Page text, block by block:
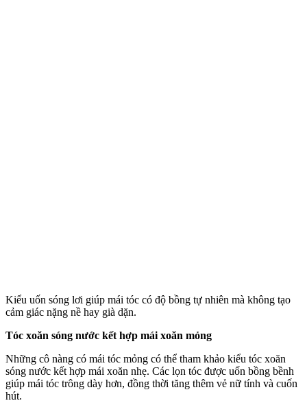
Kiểu uốn sóng lơi giúp mái tóc có độ bồng tự nhiên mà không tạo
cảm giác nặng nề hay già dặn.
Tóc xoăn sóng nước kết hợp mái xoăn mỏng
Những cô nàng có mái tóc mỏng có thể tham khảo kiểu tóc xoăn
sóng nước kết hợp mái xoăn nhẹ. Các lọn tóc được uốn bồng bềnh
giúp mái tóc trông dày hơn, đồng thời tăng thêm vẻ nữ tính và cuốn
hút.